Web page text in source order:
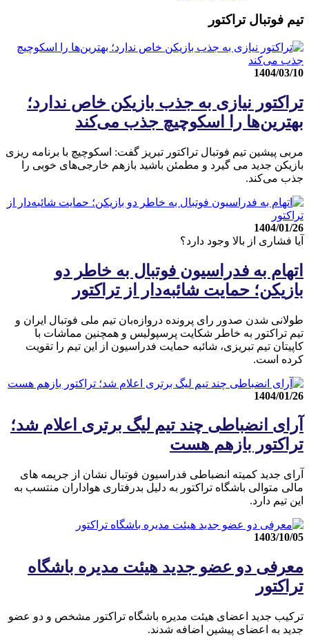
تیم فوتبال تراکتور
1404/03/10
تراکتور نیازی به جذب بازیکن خاص ندارد؛
بهترین‌ها را اسکوچیچ جذب می‌کند
مربی پیشین تیم فوتبال تراکتور تبریز گفت: اسکوچیچ با برنامه ریزی
بازیکن جدید می گیرد و مطمئن باشید بازهم خارجی‌های خوبی را
جذب می‌کند.
1404/01/26
آیا فشاری از بالا وجود دارد؟
اتهام به فدراسیون فوتبال به خاطر دو
بازیکن؛ حمایت شائبه‌دار از تراکتور
طولانی شدن صدور رای پرونده دروازه‌بان تیم ملی فوتبال ایران و
تیم تراکتور به خاطر شکایت پرسپولیس و همچنین مماشات با
کاپیتان تیم تبریزی، شائبه حمایت فدراسیون از این تیم را تقویت
کرده است.
1404/01/26
آرای انضباطی چند تیم لیگ برتری اعلام شد؛
تراکتور بازهم هست
آرای جدید کمیته انضباطی فدراسیون فوتبال نشان از جریمه های
مالی متوالی باشگاه تراکتور به دلیل بدرفتاری هواداران منتسب به
این تیم دارد.
1403/10/05
معرفی دو عضو جدید هیئت مدیره باشگاه
تراکتور
ترکیب جدید اعضای هیئت مدیره باشگاه تراکتور مشخص و دو عضو
جدید به اعضای پیشین اضافه شدند.